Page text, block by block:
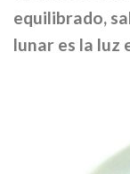
equilibrado,
lunar es la luz